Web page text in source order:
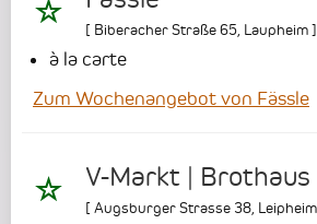
[ Biberacher Straße 65 Laupheim]
à la carte
Zum Wochenangebot von Fässle
V-Markt | Brothaus
[ Augsburger Strasse 38, Leipheim